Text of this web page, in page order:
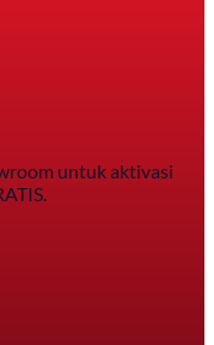
untuk aktivasi